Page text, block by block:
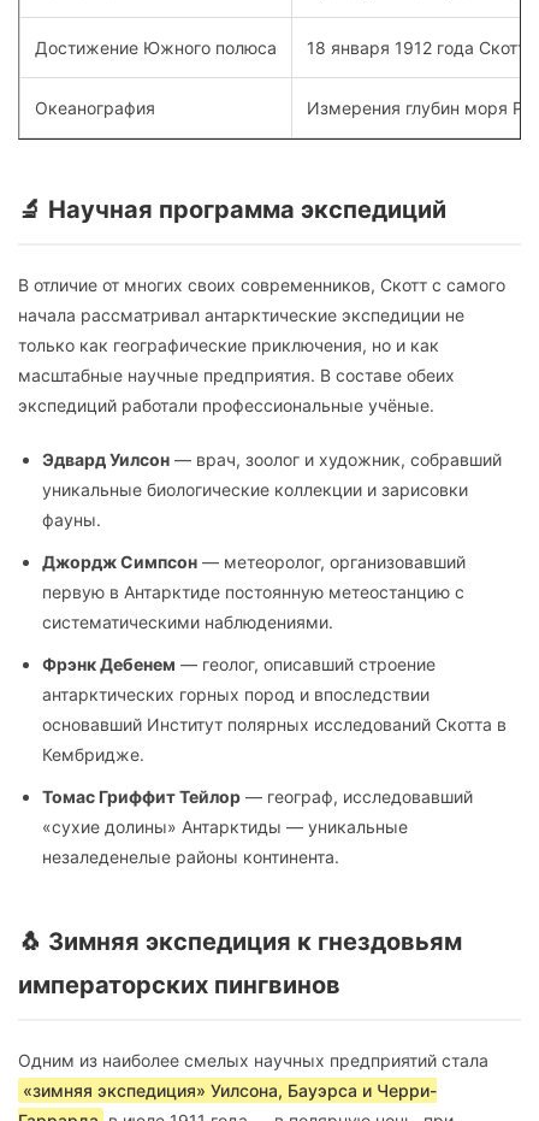
Достижение Южного полюса 18 января 1912 года
Океанография Измерения глубин моря
🔬 Научная программа экспедиций
В отличие от многих своих современников, Скотт с самого
начала рассматривал антарктические экспедиции не
только как географические приключения, но и как
масштабные научные предприятия. В составе обеих
экспедиций работали профессиональные учёные.
Эдвард Уилсон — врач, зоолог и художник, собравший
уникальные биологические коллекции и зарисовки
фауны.
Джордж Симпсон — метеоролог, организовавший
первую в Антарктиде постоянную метеостанцию с
систематическими наблюдениями.
Фрэнк Дебенем — геолог, описавший строение
антарктических горных пород и впоследствии
основавший Институт полярных исследований Скотта в
Кембридже.
Томас Гриффит Тейлор — географ, исследовавший
«сухие долины» Антарктиды — уникальные
незаледенелые районы континента.
🐧 Зимняя экспедиция к гнездовьям
императорских пингвинов
Одним из наиболее смелых научных предприятий стала
«зимняя экспедиция» Уилсона, Бауэрса и Черри-